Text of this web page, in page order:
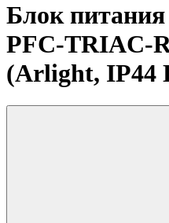
Блок
PFC-TRIAC-
(Arlight, IP44